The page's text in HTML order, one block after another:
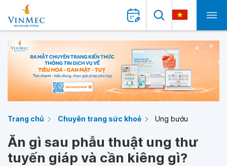
Trang chủ Chuyên trang sức khoẻ Ung bướu
Ăn gì sau phẫu thuật ung thư
tuyến giáp và cần kiêng gì?